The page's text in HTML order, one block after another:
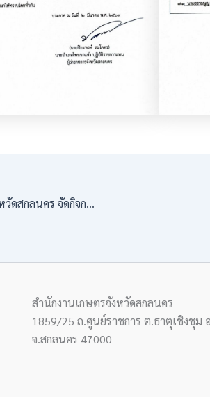
สำนักงานเกษตรจังหวัดสกลนคร จัดกิจกรรม “Green Gain Day” สร้างการเรียนรู้และสร้างแรงจูงใจ “ไม่เผาแต่ได้รายได้
สำนักงานเกษตรจังหวัดสกลนคร
1859/25 ถ.ศูนย์ราชการ ต.ธาตุเชิงชุม
จ.สกลนคร 47000​